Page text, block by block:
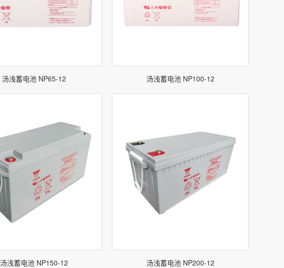
汤浅蓄电池 NP65-12 汤浅蓄电池 NP100-12
汤浅蓄电池 NP150-12 汤浅蓄电池 NP200-12